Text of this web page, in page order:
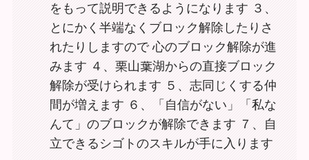
をもって説明できるようになります ３、
とにかく半端なくブロック解除したりさ
れたりしますので 心のブロック解除が進
みます ４、栗山葉湖からの直接ブロック
解除が受けられます ５、志同じくする仲
間が増えます ６、「自信がない」「私な
んて」のブロックが解除できます ７、⾃
⽴できるシゴトのスキルが⼿に入ります